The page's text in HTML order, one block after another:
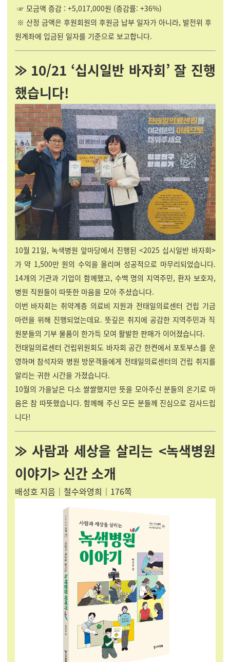
☞ 모금액 증감 : +5,017,000원 (증감률: +36%)
※ 산정 금액은 후원회원의 후원금 납부 일자가 아니라, 발전위 후
원계좌에 입금된 일자를 기준으로 보고합니다.
⨠ 10/21 ‘십시일반 바자회’ 잘 진행
했습니다!
10월 21일, 녹색병원 앞마당에서 진행된 <2025 십시일반 바자회>
가 약 1,500만 원의 수익을 올리며 성공적으로 마무리되었습니다.
14개의 기관과 기업이 함께했고, 수백 명의 지역주민, 환자 보호자,
병원 직원들이 따뜻한 마음을 모아 주셨습니다.
이번 바자회는 취약계층 의료비 지원과 전태일의료센터 건립 기금
마련을 위해 진행되었는데요. 뜻깊은 취지에 공감한 지역주민과 직
원분들의 기부 물품이 한가득 모여 활발한 판매가 이어졌습니다.
전태일의료센터 건립위원회도 바자회 공간 한켠에서 포토부스를 운
영하며 참석자와 병원 방문객들에게 전태일의료센터의 건립 취지를
알리는 귀한 시간을 가졌습니다.
10월의 가을날은 다소 쌀쌀했지만 뜻을 모아주신 분들의 온기로 마
음은 참 따뜻했습니다. 함께해 주신 모든 분들께 진심으로 감사드립
니다!
⨠ 사람과 세상을 살리는 <녹색병원
이야기> 신간 소개
배성호 지음│철수와영희│176쪽